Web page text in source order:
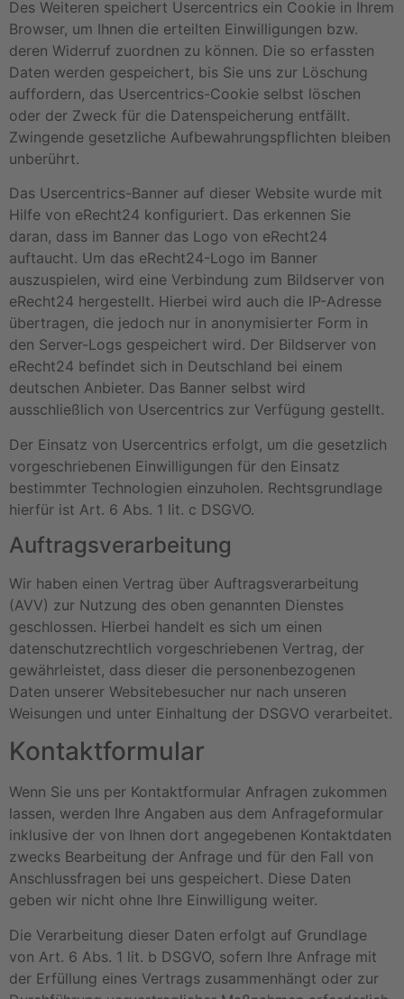
Des Weiteren speichert Usercentrics ein Cookie in Ihrem
Browser, um Ihnen die erteilten Einwilligungen bzw.
deren Widerruf zuordnen zu können. Die so erfassten
Daten werden gespeichert, bis Sie uns zur Löschung
auffordern, das Usercentrics-Cookie selbst löschen
oder der Zweck für die Datenspeicherung entfällt.
Zwingende gesetzliche Aufbewahrungspflichten bleiben
unberührt.
Das Usercentrics-Banner auf dieser Website wurde mit
Hilfe von eRecht24 konfiguriert. Das erkennen Sie
daran, dass im Banner das Logo von eRecht24
auftaucht. Um das eRecht24-Logo im Banner
auszuspielen, wird eine Verbindung zum Bildserver von
eRecht24 hergestellt. Hierbei wird auch die IP-Adresse
übertragen, die jedoch nur in anonymisierter Form in
den Server-Logs gespeichert wird. Der Bildserver von
eRecht24 befindet sich in Deutschland bei einem
deutschen Anbieter. Das Banner selbst wird
ausschließlich von Usercentrics zur Verfügung gestellt.
Der Einsatz von Usercentrics erfolgt, um die gesetzlich
vorgeschriebenen Einwilligungen für den Einsatz
bestimmter Technologien einzuholen. Rechtsgrundlage
hierfür ist Art. 6 Abs. 1 lit. c DSGVO.
Auftragsverarbeitung
Wir haben einen Vertrag über Auftragsverarbeitung
(AVV) zur Nutzung des oben genannten Dienstes
geschlossen. Hierbei handelt es sich um einen
datenschutzrechtlich vorgeschriebenen Vertrag, der
gewährleistet, dass dieser die personenbezogenen
Daten unserer Websitebesucher nur nach unseren
Weisungen und unter Einhaltung der DSGVO verarbeitet.
Kontaktformular
Wenn Sie uns per Kontaktformular Anfragen zukommen
lassen, werden Ihre Angaben aus dem Anfrageformular
inklusive der von Ihnen dort angegebenen Kontaktdaten
zwecks Bearbeitung der Anfrage und für den Fall von
Anschlussfragen bei uns gespeichert. Diese Daten
geben wir nicht ohne Ihre Einwilligung weiter.
Die Verarbeitung dieser Daten erfolgt auf Grundlage
von Art. 6 Abs. 1 lit. b DSGVO, sofern Ihre Anfrage mit
der Erfüllung eines Vertrags zusammenhängt oder zur